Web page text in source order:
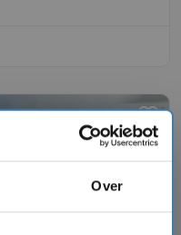
Over
favorite